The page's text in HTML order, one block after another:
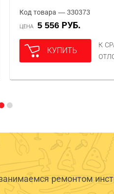
Код товара — 330373
ЦЕНА 5 556 РУБ.
КУПИТЬ
К
ремонтом